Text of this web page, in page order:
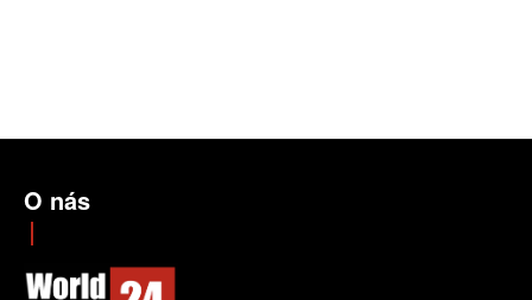
O nás